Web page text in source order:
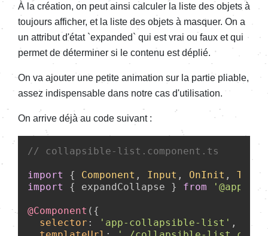
À la création, on peut ainsi calculer la liste des objets à
toujours afficher, et la liste des objets à masquer. On a
un attribut d'état `expanded` qui est vrai ou faux et qui
permet de déterminer si le contenu est déplié.
On va ajouter une petite animation sur la partie pliable,
assez indispensable dans notre cas d'utilisation.
On arrive déjà au code suivant :
// collapsible-list.component.ts
import { Component , Input , OnInit ,
import
{ expandCollapse } from '@app/
@Component ({
selector : 'app-collapsible-list' ,